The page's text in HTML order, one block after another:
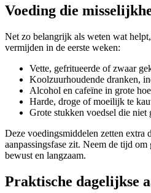
Voeding die
Net zo belangrijk als weten wat
vermijden in de eerste weken:
Vette, gefritueerde of zwaar
Koolzuurhoudende dranken,
Alcohol en cafeïne in grote
Harde, droge of moeilijk te
Grote stukken voedsel die niet
Deze voedingsmiddelen zetten extra
aanpassingsfase zit. Neem de tijd
bewust en langzaam.
Praktische dagelijkse